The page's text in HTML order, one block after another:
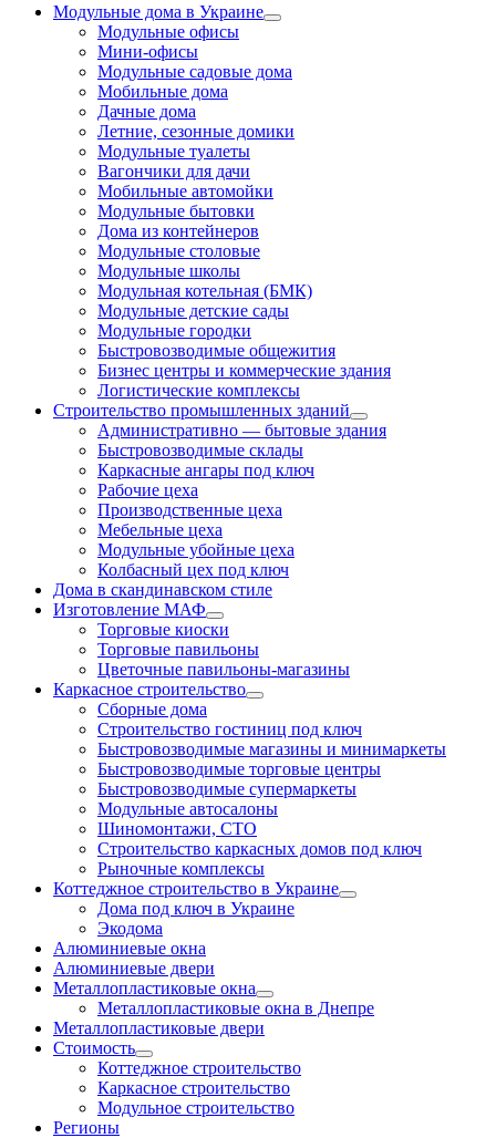
Модульные дома в Украине
Модульные офисы
Мини-офисы
Модульные садовые дома
Мобильные дома
Дачные дома
Летние, сезонные домики
Модульные туалеты
Вагончики для дачи
Мобильные автомойки
Модульные бытовки
Дома из контейнеров
Модульные столовые
Модульные школы
Модульная котельная (БМК)
Модульные детские сады
Модульные городки
Быстровозводимые общежития
Бизнес центры и коммерческие здания
Логистические комплексы
Строительство промышленных зданий
Административно — бытовые здания
Быстровозводимые склады
Каркасные ангары под ключ
Рабочие цеха
Производственные цеха
Мебельные цеха
Модульные убойные цеха
Колбасный цех под ключ
Дома в скандинавском стиле
Изготовление МАФ
Торговые киоски
Торговые павильоны
Цветочные павильоны-магазины
Каркасное строительство
Сборные дома
Строительство гостиниц под ключ
Быстровозводимые магазины и минимаркеты
Быстровозводимые торговые центры
Быстровозводимые супермаркеты
Модульные автосалоны
Шиномонтажи, СТО
Строительство каркасных домов под ключ
Рыночные комплексы
Коттеджное строительство в Украине
Дома под ключ в Украине
Экодома
Алюминиевые окна
Алюминиевые двери
Металлопластиковые окна
Металлопластиковые окна в Днепре
Металлопластиковые двери
Стоимость
Коттеджное строительство
Каркасное строительство
Модульное строительство
Регионы